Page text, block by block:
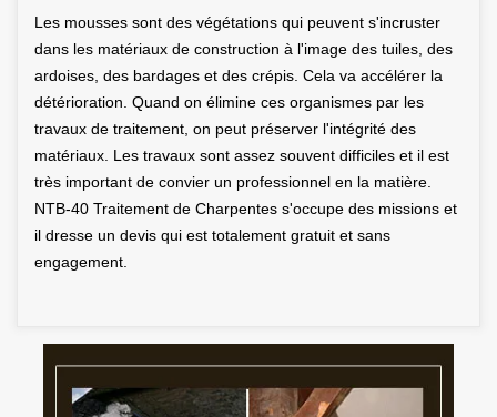
Les mousses sont des végétations qui peuvent s'incruster
dans les matériaux de construction à l'image des tuiles, des
ardoises, des bardages et des crépis. Cela va accélérer la
détérioration. Quand on élimine ces organismes par les
travaux de traitement, on peut préserver l'intégrité des
matériaux. Les travaux sont assez souvent difficiles et il est
très important de convier un professionnel en la matière.
NTB-40 Traitement de Charpentes s'occupe des missions et
il dresse un devis qui est totalement gratuit et sans
engagement.